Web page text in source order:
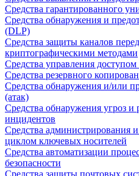
Средства гарантированного
Средства обнаружения и
(DLP)
Средства защиты каналов
криптографическими методами
Средства управления
Средства резервного
Средства обнаружения и/или
(атак)
Средства обнаружения угроз и
инцидентов
Средства администрирования
циклом ключевых носителей
Средства автоматизации
безопасности
Средства защиты почтовых